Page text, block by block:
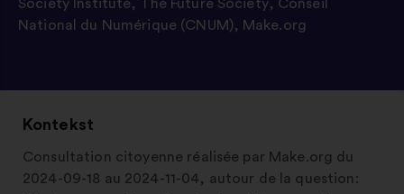
Society Institute, The Future Society, Conseil
National du Numérique (CNUM), Make.org
Kontekst
Consultation citoyenne réalisée par Make.org du
2024-09-18 au 2024-11-04, autour de la question: